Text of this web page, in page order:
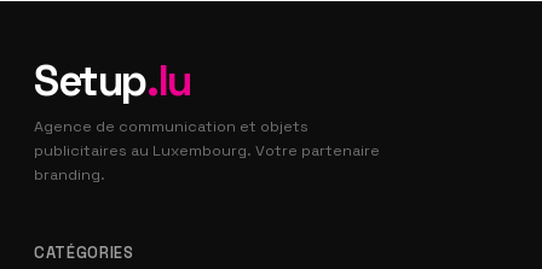
Setup.lu
Agence de communication et objets
publicitaires au Luxembourg. Votre partenaire
branding.
CATÉGORIES